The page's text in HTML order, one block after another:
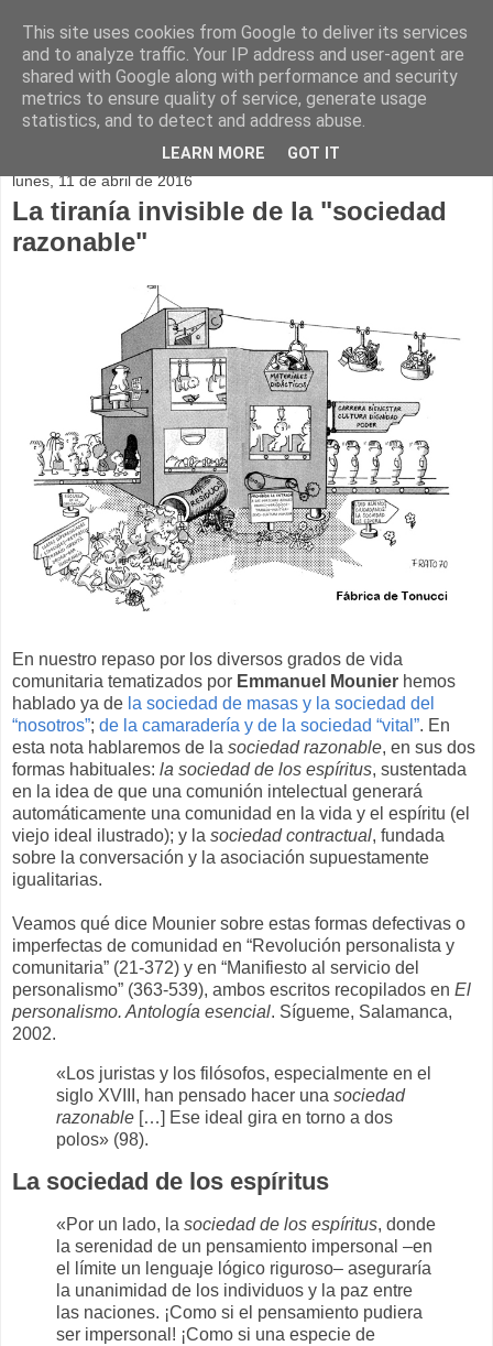
lunes, 11 de abril de 2016
La tiranía invisible de la "sociedad
razonable"
En nuestro repaso por los diversos grados de vida
comunitaria tematizados por Emmanuel Mounier hemos
hablado ya de la sociedad de masas y la sociedad del
“nosotros”; de la camaradería y de la sociedad “vital”. En
esta nota hablaremos de la sociedad razonable, en sus dos
formas habituales: la sociedad de los espíritus, sustentada
en la idea de que una comunión intelectual generará
automáticamente una comunidad en la vida y el espíritu (el
viejo ideal ilustrado); y la sociedad contractual, fundada
sobre la conversación y la asociación supuestamente
igualitarias.
Veamos qué dice Mounier sobre estas formas defectivas o
imperfectas de comunidad en “Revolución personalista y
comunitaria” (21-372) y en “Manifiesto al servicio del
personalismo” (363-539), ambos escritos recopilados en El
personalismo. Antología esencial. Sígueme, Salamanca,
2002.
«Los juristas y los filósofos, especialmente en el
siglo XVIII, han pensado hacer una sociedad
razonable […] Ese ideal gira en torno a dos
polos» (98).
La sociedad de los espíritus
«Por un lado, la sociedad de los espíritus, donde
la serenidad de un pensamiento impersonal –en
el límite un lenguaje lógico riguroso– aseguraría
la unanimidad de los individuos y la paz entre
las naciones. ¡Como si el pensamiento pudiera
ser impersonal! ¡Como si una especie de
This site uses cookies from Google to deliver its services
and to analyze traffic. Your IP address and user-agent are
shared with Google along with performance and security
metrics to ensure quality of service, generate usage
statistics, and to detect and address abuse.
LEARN MORE GOT IT